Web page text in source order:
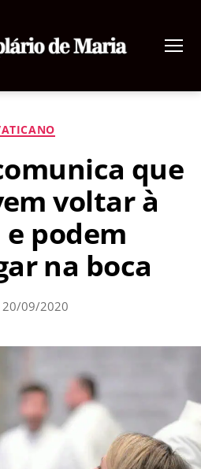
de
Categorias
que
voltar à
e podem
na boca
20/09/2020